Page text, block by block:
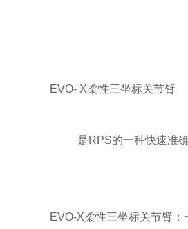
EVO- X柔性三坐标关节臂
是RPS的一种快速准确的
EVO-X柔性三坐标关节臂